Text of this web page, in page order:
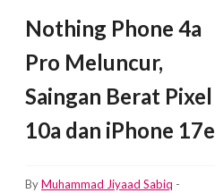
Nothing Phone 4a
Pro Meluncur,
Saingan Berat Pixel
10a dan iPhone 17e
ByMuhammad Jiyaad Sabiq -